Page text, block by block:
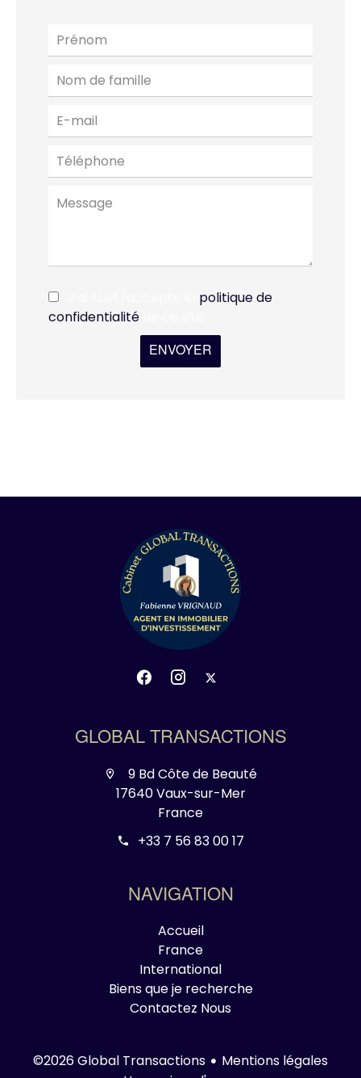
politique de
confidentialité
ENVOYER
GLOBAL TRANSACTIONS
9 Bd Côte de Beauté
17640 Vaux-sur-Mer
France
+33 7 56 83 00 17
NAVIGATION
Accueil
France
International
Biens que je recherche
Contactez Nous
©2026 Global Transactions
Mentions légales